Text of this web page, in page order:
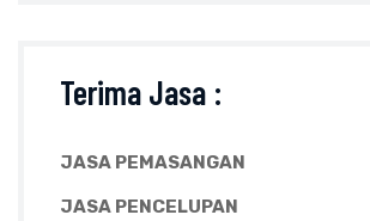
Terima Jasa :
JASA PEMASANGAN
JASA PENCELUPAN